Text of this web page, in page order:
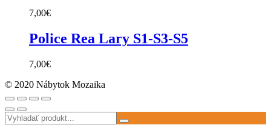
7,00€
Police Rea Lary S1-S3-S5
7,00€
© 2020 Nábytok Mozaika